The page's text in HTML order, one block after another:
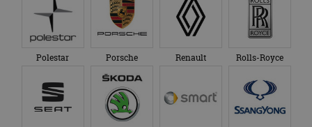
Polestar Porsche Renault Rolls-Royce